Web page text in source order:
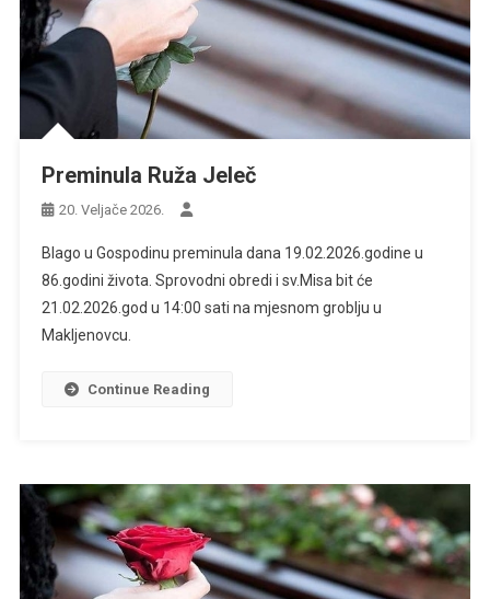
Preminula Ruža Jeleč
20. Veljače 2026.
Blago u Gospodinu preminula dana 19.02.2026.godine u
86.godini života. Sprovodni obredi i sv.Misa bit će
21.02.2026.god u 14:00 sati na mjesnom groblju u
Makljenovcu.
Continue Reading